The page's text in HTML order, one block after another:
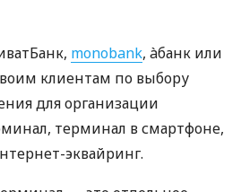
monobank, àбанк или
клиентам по выбору
для организации
терминал в смартфоне,
эквайринг.